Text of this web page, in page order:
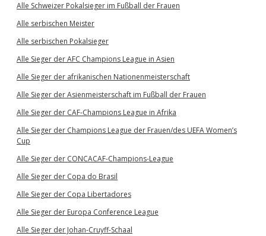
Alle Schweizer Pokalsieger im Fußball der Frauen
Alle serbischen Meister
Alle serbischen Pokalsieger
Alle Sieger der AFC Champions League in Asien
Alle Sieger der afrikanischen Nationenmeisterschaft
Alle Sieger der Asienmeisterschaft im Fußball der Frauen
Alle Sieger der CAF-Champions League in Afrika
Alle Sieger der Champions League der Frauen/des UEFA Women’s
Cup
Alle Sieger der CONCACAF-Champions-League
Alle Sieger der Copa do Brasil
Alle Sieger der Copa Libertadores
Alle Sieger der Europa Conference League
Alle Sieger der Johan-Cruyff-Schaal